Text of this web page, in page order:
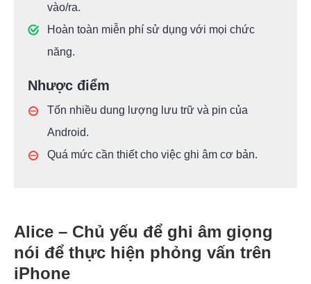
vào/ra.
Hoàn toàn miễn phí sử dụng với mọi chức
năng.
Nhược điểm
Tốn nhiều dung lượng lưu trữ và pin của
Android.
Quá mức cần thiết cho việc ghi âm cơ bản.
Alice – Chủ yếu để ghi âm giọng
nói để thực hiện phỏng vấn trên
iPhone